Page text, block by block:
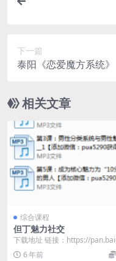
下一篇
泰阳《恋爱魔方系统》
相关文章
综合课程
但丁魅力社交
下载地址 链接：https://
com/s/15iHLnQc...
6 年前